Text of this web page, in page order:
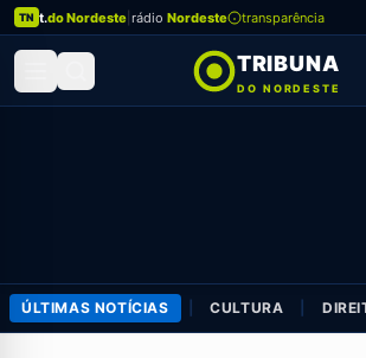
TN t.do Nordeste rádio Nordeste transparência
TRIBUNA
DO NORDESTE
ÚLTIMAS NOTÍCIAS CULTURA